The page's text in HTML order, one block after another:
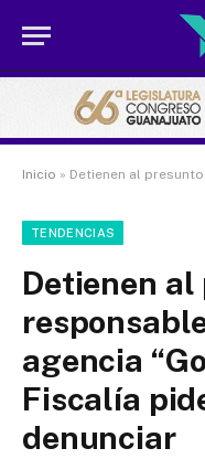
Inicio » Detienen al presunto responsable de
TENDENCIAS
Detienen
agencia
Fiscalía
denunciar